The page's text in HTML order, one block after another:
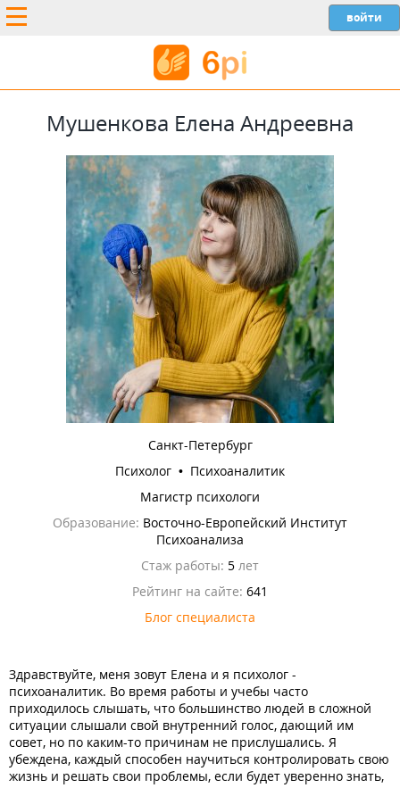
Мушенкова Елена Андреевна
Санкт-Петербург
Психолог • Психоаналитик
Магистр психологи
Образование: Восточно-Европейский Институт
Психоанализа
Стаж работы: 5 лет
Рейтинг на сайте: 641
Блог специалиста
Здравствуйте, меня зовут Елена и я психолог -
психоаналитик. Во время работы и учебы часто
приходилось слышать, что большинство людей в сложной
ситуации слышали свой внутренний голос, дающий им
совет, но по каким-то причинам не прислушались. Я
убеждена, каждый способен научиться контролировать свою
жизнь и решать свои проблемы, если будет уверенно знать,